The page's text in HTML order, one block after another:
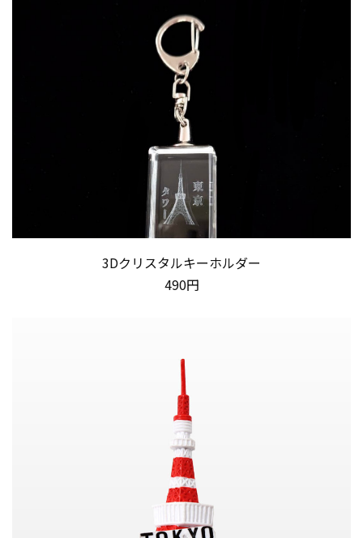
3Dクリスタルキーホルダー
490円